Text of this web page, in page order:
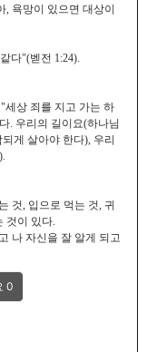
, 욕망이 있으면 대상이
다"(벧전 1:24).
세상 죄를 지고 가는 하
. 우리의 길이요(하나님
게 살아야 한다), 우리
것, 입으로 먹는 것, 귀
것이 있다.
나 자신을 잘 알게 되고
0